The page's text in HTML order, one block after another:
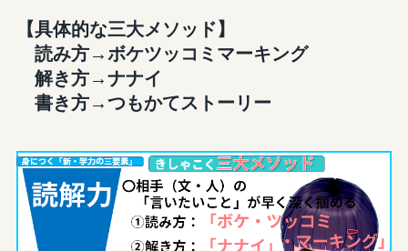
【具体的な三大メソッド】
読み方→ボケツッコミマーキング
解き方→ナナイ
書き方→つもかてストーリー